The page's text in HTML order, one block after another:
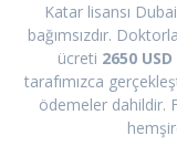
Katar lisansı
bağımsızdır.
ücreti 2650 USD
tarafımızca
ödemeler dahildir.